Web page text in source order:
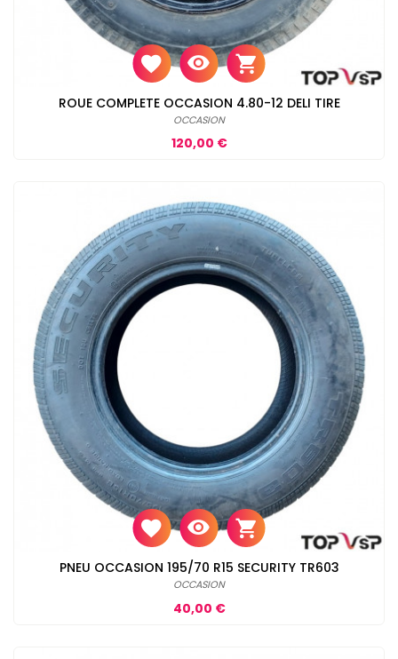
ROUE COMPLETE OCCASION 4.80-12 DELI TIRE
OCCASION
Prix
120,00 €
PNEU OCCASION 195/70 R15 SECURITY TR603
OCCASION
Prix
40,00 €